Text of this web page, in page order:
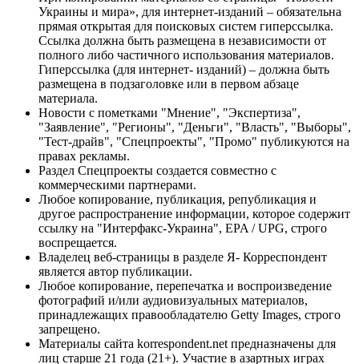
Украины и мира», для интернет-изданий – обязательна
прямая открытая для поисковых систем гиперссылка.
Ссылка должна быть размещена в независимости от
полного либо частичного использования материалов.
Гиперссылка (для интернет- изданий) – должна быть
размещена в подзаголовке или в первом абзаце
материала.
Новости с пометками "Мнение", "Экспертиза",
"Заявление", "Регионы", "Деньги", "Власть", "Выборы",
"Тест-драйв", "Спецпроекты", "Промо" публикуются на
правах рекламы.
Раздел Спецпроекты создается совместно с
коммерческими партнерами.
Любое копирование, публикация, републикация и
другое распространение информации, которое содержит
ссылку на "Интерфакс-Украина", EPA / UPG, строго
воспрещается.
Владелец веб-страницы в разделе Я- Корреспондент
является автор публикации.
Любое копирование, перепечатка и воспроизведение
фотографий и/или аудиовизуальных материалов,
принадлежащих правообладателю Getty Images, строго
запрещено.
Материалы сайта korrespondent.net предназначены для
лиц старше 21 года (21+). Участие в азартных играх